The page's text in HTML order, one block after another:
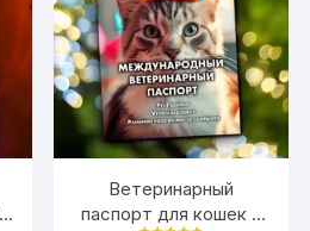
Ветеринарный
паспорт для кошек и